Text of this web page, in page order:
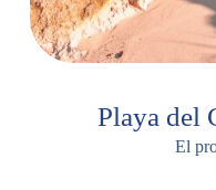
Playa del
El